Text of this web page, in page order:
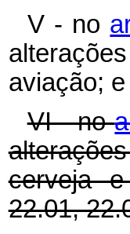
V - no
aviação; e
VI - no
cerveja
22.01,